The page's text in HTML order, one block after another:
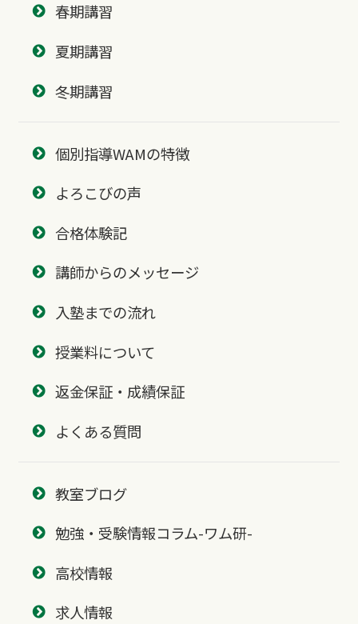
春期講習
夏期講習
冬期講習
個別指導WAMの特徴
よろこびの声
合格体験記
講師からのメッセージ
入塾までの流れ
授業料について
返金保証・成績保証
よくある質問
教室ブログ
勉強・受験情報コラム-ワム研-
高校情報
求人情報